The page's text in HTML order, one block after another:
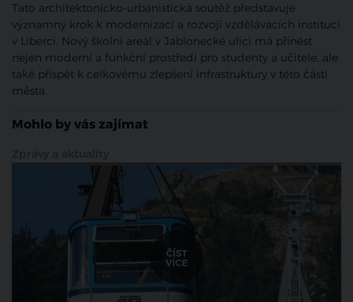
Tato architektonicko-urbanistická soutěž představuje
významný krok k modernizaci a rozvoji vzdělávacích institucí
v Liberci. Nový školní areál v Jablonecké ulici má přinést
nejen moderní a funkční prostředí pro studenty a učitele, ale
také přispět k celkovému zlepšení infrastruktury v této části
města.
Mohlo by vás zajímat